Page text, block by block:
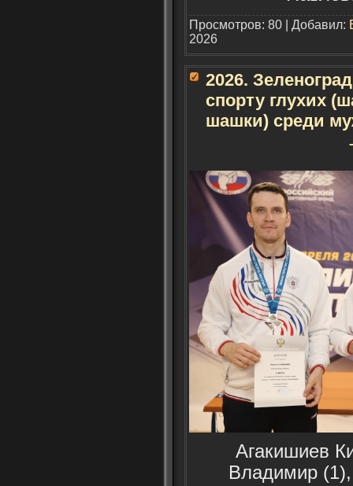
Просмотров: 80 | Добавил:
2026
2026.
спорту глухих
шашки) среди
Агакишиев
Владимир